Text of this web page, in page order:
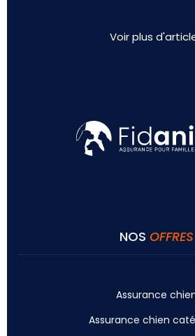
Voir plus
NOS OFFRES
Assurance
Assurance chien